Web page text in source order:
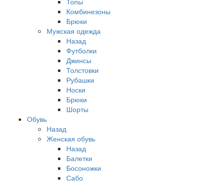
Комбинезоны
Брюки
Мужская одежда
Назад
Футболки
Джинсы
Толстовки
Рубашки
Носки
Брюки
Шорты
Обувь
Назад
Женская обувь
Назад
Балетки
Босоножки
Сабо